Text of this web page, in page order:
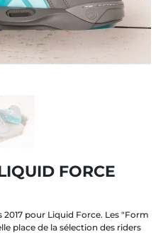
FORCE
pour Liquid Force. Les "Form
place de la sélection des riders